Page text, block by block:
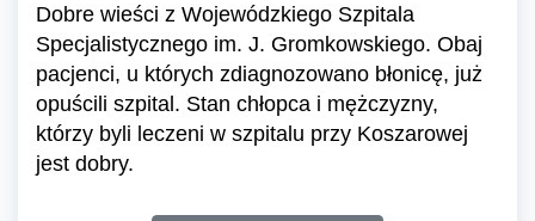
Dobre wieści z Wojewódzkiego Szpitala
Specjalistycznego im. J. Gromkowskiego. Obaj
pacjenci, u których zdiagnozowano błonicę, już
opuścili szpital. Stan chłopca i mężczyzny,
którzy byli leczeni w szpitalu przy Koszarowej
jest dobry.